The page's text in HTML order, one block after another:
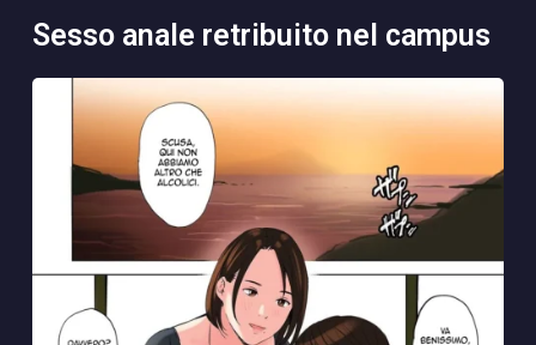
sesso anale retribuito nel campus